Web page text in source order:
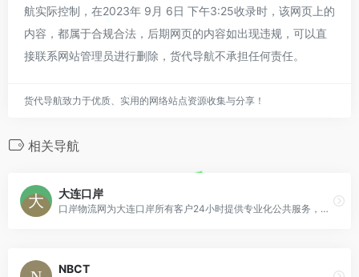
航实际控制，在2023年 9月 6日 下午3:25收录时，该网页上的
内容，都属于合规合法，后期网页的内容如出现违规，可以直
接联系网站管理员进行删除，货代导航不承担任何责任。
货代导航致力于优质、实用的网络站点资源收集与分享！
相关导航
大连口岸
口岸物流网为大连口岸所有客户24小时提供专业化公共服务，包括物流业务操作、口岸资讯动态、公共信息查询等，会员可享受更多个性化服务 。
NBCT
*
*